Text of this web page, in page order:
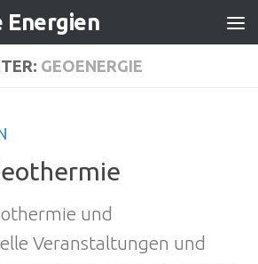
GEOENERGIE
und
Veranstaltungen und